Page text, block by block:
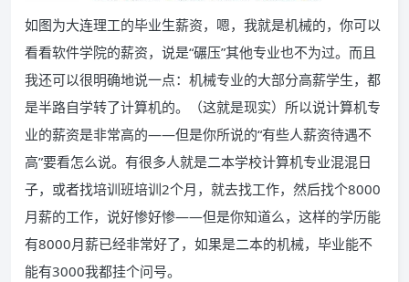
如图为大连理工的毕业生薪资，嗯，我就是机械的，你可以
看看软件学院的薪资，说是“碾压”其他专业也不为过。而且
我还可以很明确地说一点：机械专业的大部分高薪学生，都
是半路自学转了计算机的。（这就是现实）所以说计算机专
业的薪资是非常高的——但是你所说的“有些人薪资待遇不
高”要看怎么说。有很多人就是二本学校计算机专业混混日
子，或者找培训班培训2个月，就去找工作，然后找个8000
月薪的工作，说好惨好惨——但是你知道么，这样的学历能
有8000月薪已经非常好了，如果是二本的机械，毕业能不
能有3000我都挂个问号。